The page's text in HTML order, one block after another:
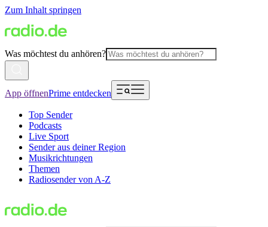
Zum Inhalt springen
Was möchtest du anhören?
App öffnenPrime entdecken
Top Sender
Podcasts
Live Sport
Sender aus deiner Region
Musikrichtungen
Themen
Radiosender von A-Z